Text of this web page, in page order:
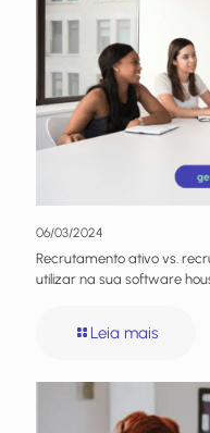
06/03/2024
Recrutamento ativo vs.
utilizar na sua software
Leia mais